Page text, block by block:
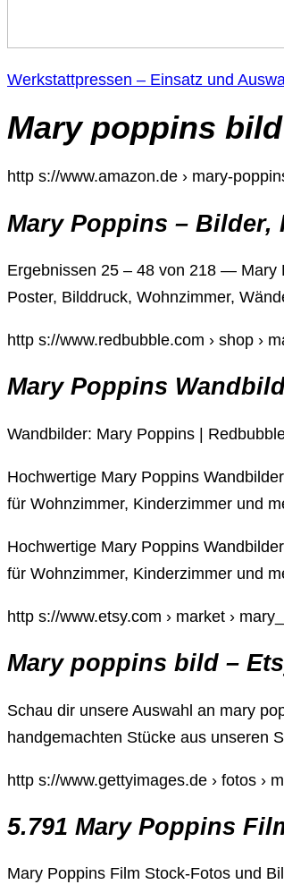
Werkstattpressen – Einsatz und
Mary poppins bild
http s://www.amazon.de › mary-
Mary Poppins –
Ergebnissen 25 – 48 von 218 — Mary
Poster, Bilddruck, Wohnzimmer,
http s://www.redbubble.com › shop ›
Mary Poppins
Wandbilder: Mary Poppins |
Hochwertige Mary Poppins
für Wohnzimmer, Kinderzimmer und
Hochwertige Mary Poppins
für Wohnzimmer, Kinderzimmer und
http s://www.etsy.com › market ›
Mary poppins bild –
Schau dir unsere Auswahl an mary
handgemachten Stücke aus unseren
http s://www.gettyimages.de › fotos ›
5.791 Mary Poppins
Mary Poppins Film Stock-Fotos und